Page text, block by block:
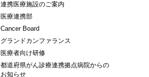
連携医療施設のご案内
医療連携部
Cancer Board
グランドカンファランス
医療者向け研修
都道府県がん診療連携拠点病院からの
お知らせ